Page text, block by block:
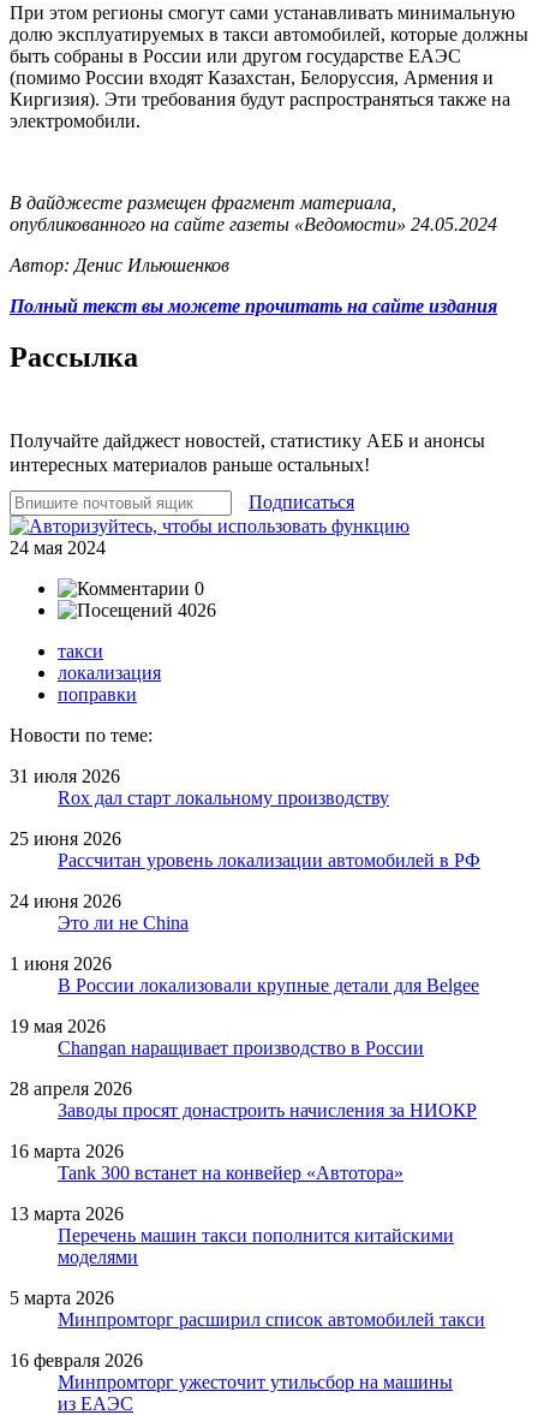
При этом регионы смогут сами устанавливать минимальную
долю эксплуатируемых в такси автомобилей, которые должны
быть собраны в России или другом государстве ЕАЭС
(помимо России входят Казахстан, Белоруссия, Армения и
Киргизия). Эти требования будут распространяться также на
электромобили.
В дайджесте размещен фрагмент материала,
опубликованного на сайте газеты «Ведомости» 24.05.2024
Автор: Денис Ильюшенков
Полный текст вы можете прочитать на сайте издания
Рассылка
Получайте дайджест новостей, статистику АЕБ и анонсы
интересных материалов раньше остальных!
Подписаться
24 мая 2024
0
4026
такси
локализация
поправки
Новости по теме:
31 июля 2026
Rox дал старт локальному производству
25 июня 2026
Рассчитан уровень локализации автомобилей в РФ
24 июня 2026
Это ли не China
1 июня 2026
В России локализовали крупные детали для Belgee
19 мая 2026
Changan наращивает производство в России
28 апреля 2026
Заводы просят донастроить начисления за НИОКР
16 марта 2026
Tank 300 встанет на конвейер «Автотора»
13 марта 2026
Перечень машин такси пополнится китайскими
моделями
5 марта 2026
Минпромторг расширил список автомобилей такси
16 февраля 2026
Минпромторг ужесточит утильсбор на машины
из ЕАЭС